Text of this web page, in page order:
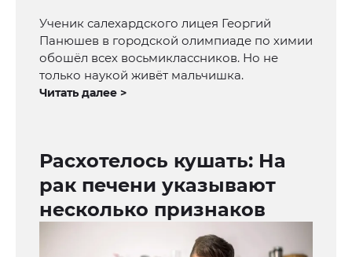
Ученик салехардского лицея Георгий
Панюшев в городской олимпиаде по химии
обошёл всех восьмиклассников. Но не
только наукой живёт мальчишка.
Читать далее >
Расхотелось кушать: На
рак печени указывают
несколько признаков